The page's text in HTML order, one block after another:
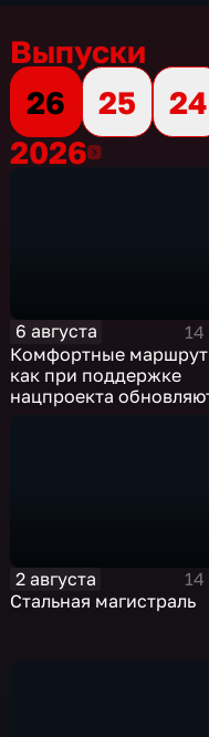
Выпуски
26
25 24
20262026
6 августа
Комфортные
как при поддержке
нацпроекта
2 августа
Стальная магистраль